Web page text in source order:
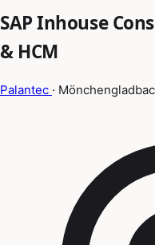
SAP Inhouse
& HCM
Palantec ·